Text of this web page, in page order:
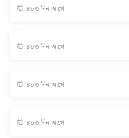
⏰ ৪৮৩ দিন আগে
⏰ ৪৮৩ দিন আগে
⏰ ৪৮৩ দিন আগে
⏰ ৪৮৩ দিন আগে